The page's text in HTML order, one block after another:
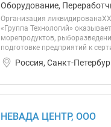
Оборудование,
Организация
«Группа Технологий»
морепродуктов,
подготовке предприятий к
Россия, Санкт-
НЕВАДА ЦЕНТР, ООО